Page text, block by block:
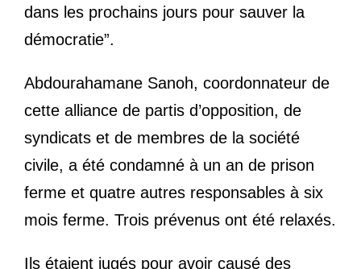
dans les prochains jours pour sauver la
démocratie”.
Abdourahamane Sanoh, coordonnateur de
cette alliance de partis d’opposition, de
syndicats et de membres de la société
civile, a été condamné à un an de prison
ferme et quatre autres responsables à six
mois ferme. Trois prévenus ont été relaxés.
Ils étaient jugés pour avoir causé des